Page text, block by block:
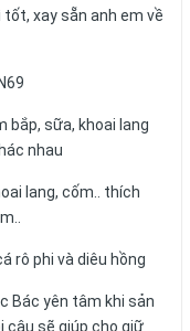
xay sẵn anh em về
bắp, sữa, khoai lang
nhau
lang, cốm.. thích
rô phi và diêu hồng
Bác yên tâm khi sản
câu sẽ giúp cho giữ